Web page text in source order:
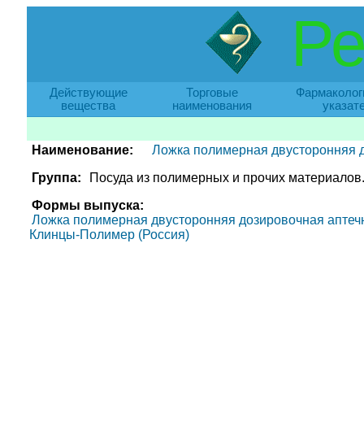
Действующие
вещества
Торговые
наименования
Наименование:
Ложка полимерная двусторонняя
Группа:
Посуда из полимерных и прочих материалов.
Формы выпуска:
Ложка полимерная двусторонняя дозировочная
Клинцы-Полимер (Россия)